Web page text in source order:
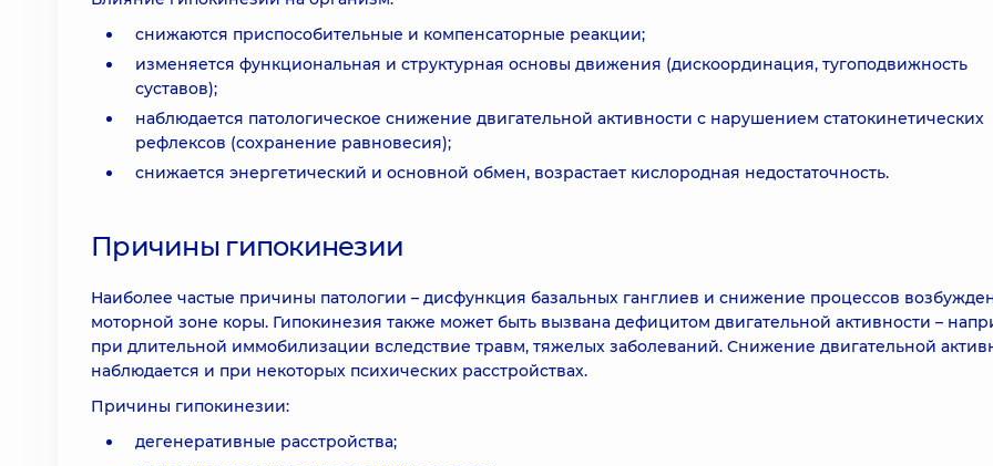
снижаются приспособительные и компенсаторные реакции;
изменяется функциональная и структурная основы движения (дискоординация, тугоподвижность
суставов);
наблюдается патологическое снижение двигательной активности с нарушением статокинетических
рефлексов (сохранение равновесия);
снижается энергетический и основной обмен, возрастает кислородная недостаточность.
Причины гипокинезии
Наиболее частые причины патологии – дисфункция базальных ганглиев и снижение процессов
моторной зоне коры. Гипокинезия также может быть вызвана дефицитом двигательной активности –
при длительной иммобилизации вследствие травм, тяжелых заболеваний. Снижение двигательной
наблюдается и при некоторых психических расстройствах.
Причины гипокинезии:
дегенеративные расстройства;